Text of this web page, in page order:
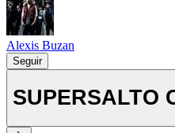
Alexis Buzan
Seguir
SUPERSALTO